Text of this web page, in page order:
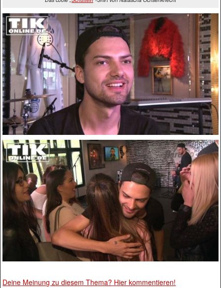
Deine Meinung zu diesem Thema? Hier kommentieren!